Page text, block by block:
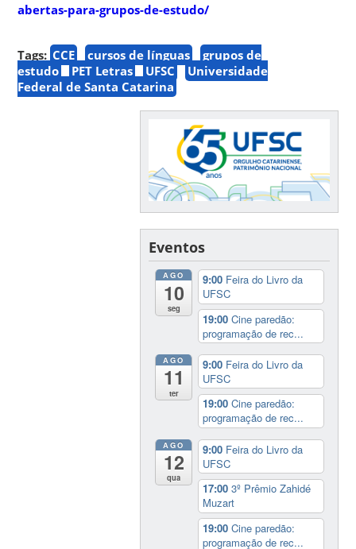
abertas-para-grupos-de-estudo/
Tags: CCE cursos de línguas
grupos de
estudo
PET Letras UFSC
Universidade
Federal de Santa Catarina
Eventos
AGO
10
seg
9:00 Feira do Livro da
UFSC
19:00Cine paredão:
programação de rec...
AGO
11
ter
9:00 Feira do Livro da
UFSC
19:00Cine paredão:
programação de rec...
AGO
12
qua
9:00 Feira do Livro da
UFSC
17:003º Prêmio Zahidé
Muzart
19:00Cine paredão:
programação de rec...